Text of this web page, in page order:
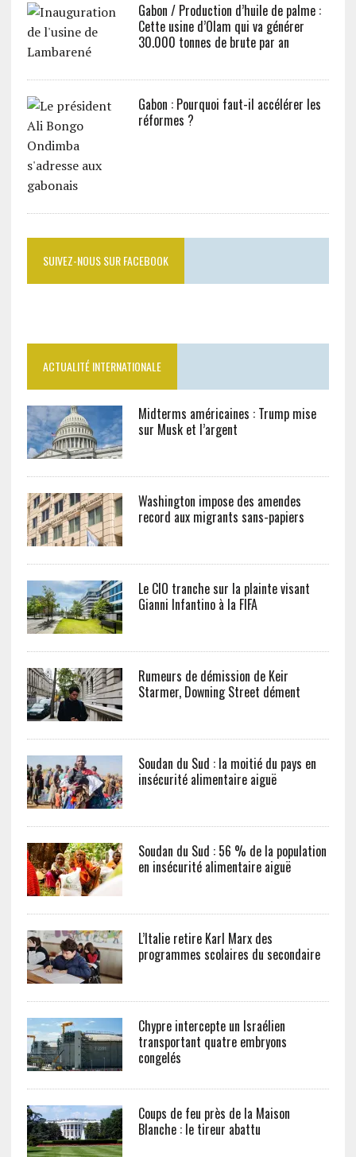
Gabon / Production d’huile de palme :
Cette usine d’Olam qui va générer
30.000 tonnes de brute par an
Gabon : Pourquoi faut-il accélérer les
réformes ?
SUIVEZ-NOUS SUR FACEBOOK
ACTUALITÉ INTERNATIONALE
Midterms américaines : Trump mise
sur Musk et l’argent
Washington impose des amendes
record aux migrants sans-papiers
Le CIO tranche sur la plainte visant
Gianni Infantino à la FIFA
Rumeurs de démission de Keir
Starmer, Downing Street dément
Soudan du Sud : la moitié du pays en
insécurité alimentaire aiguë
Soudan du Sud : 56 % de la population
en insécurité alimentaire aiguë
L’Italie retire Karl Marx des
programmes scolaires du secondaire
Chypre intercepte un Israélien
transportant quatre embryons
congelés
Coups de feu près de la Maison
Blanche : le tireur abattu